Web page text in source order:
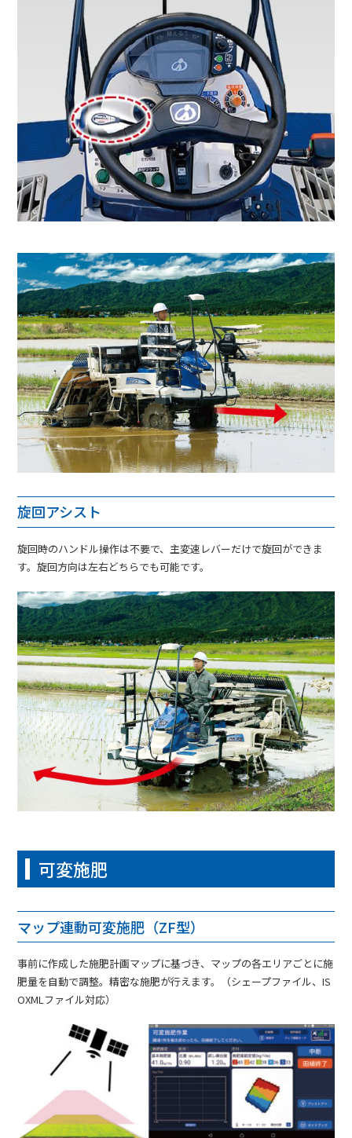
旋回アシスト
旋回時のハンドル操作は不要で、主変速レバーだけで旋回ができま
す。旋回方向は左右どちらでも可能です。
可変施肥
マップ連動可変施肥（ZF型）
事前に作成した施肥計画マップに基づき、マップの各エリアごとに施
肥量を自動で調整。精密な施肥が行えます。（シェープファイル、IS
OXMLファイル対応）